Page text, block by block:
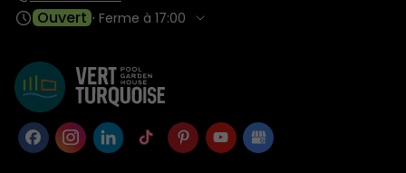
Ouvert ⋅ Ferme à 17:00